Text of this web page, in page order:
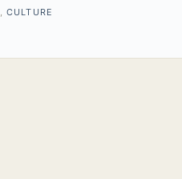
,CULTURE